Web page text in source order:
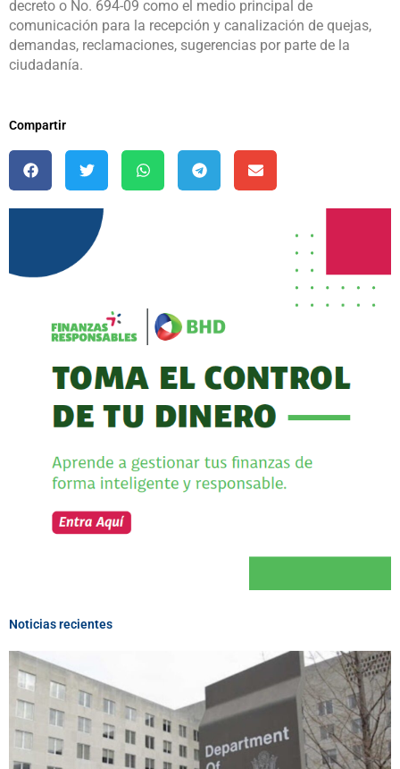
decreto o No. 694-09 como el medio principal de
comunicación para la recepción y canalización de quejas,
demandas, reclamaciones, sugerencias por parte de la
ciudadanía.
Compartir
Noticias recientes